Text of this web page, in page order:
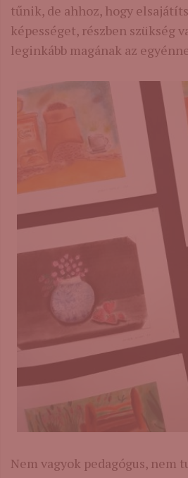
tűnik, de ahhoz, hogy
képességet, részben szükség
leginkább magának az
Nem vagyok pedagógus, nem